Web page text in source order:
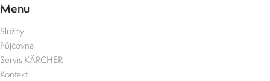
Menu
Služby
Půjčovna
Servis KÄRCHER
Kontakt